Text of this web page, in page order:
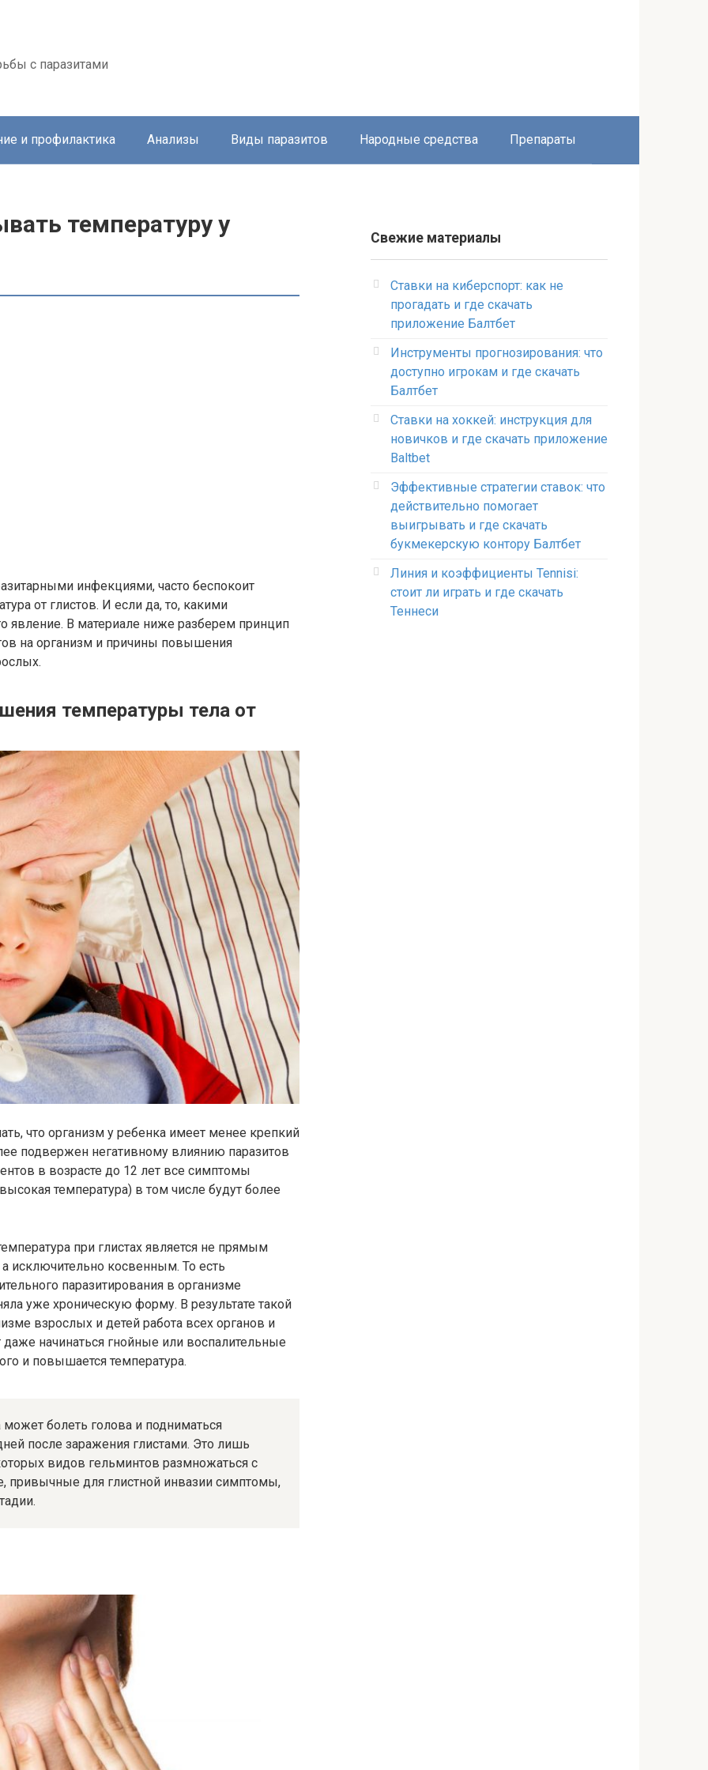
с паразитами
и профилактика Анализы Виды паразитов Народные средства Препараты
температуру у
инфекциями, часто беспокоит
от глистов. И если да, то, какими
явление. В материале ниже разберем принцип
на организм и причины повышения
температуры тела от
что организм у ребенка имеет менее крепкий
подвержен негативному влиянию паразитов
в возрасте до 12 лет все симптомы
температура) в том числе будут более
при глистах является не прямым
исключительно косвенным. То есть
паразитирования в организме
уже хроническую форму. В результате такой
взрослых и детей работа всех органов и
даже начинаться гнойные или воспалительные
и повышается температура.
болеть голова и подниматься
после заражения глистами. Это лишь
видов гельминтов размножаться с
привычные для глистной инвазии симптомы,
Свежие материалы
Ставки на киберспорт: как не
прогадать и где скачать
приложение Балтбет
Инструменты прогнозирования: что
доступно игрокам и где скачать
Балтбет
Ставки на хоккей: инструкция для
новичков и где скачать приложение
Baltbet
Эффективные стратегии ставок: что
действительно помогает
выигрывать и где скачать
букмекерскую контору Балтбет
Линия и коэффициенты Tennisi:
стоит ли играть и где скачать
Теннеси